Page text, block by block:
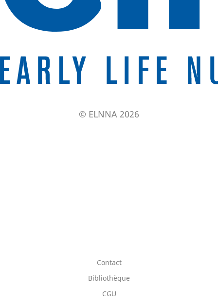
© ELNNA 2026
Contact
Bibliothèque
CGU